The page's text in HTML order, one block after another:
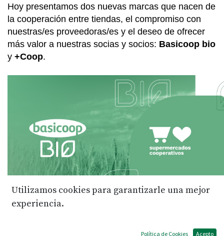
Hoy presentamos dos nuevas marcas que nacen de
la cooperación entre tiendas, el compromiso con
nuestras/es proveedoras/es y el deseo de ofrecer
más valor a nuestras socias y socios: Basicoop bio
y +Coop.
Utilizamos cookies para garantizarle una mejor
experiencia.
Política de Cookies Acepto